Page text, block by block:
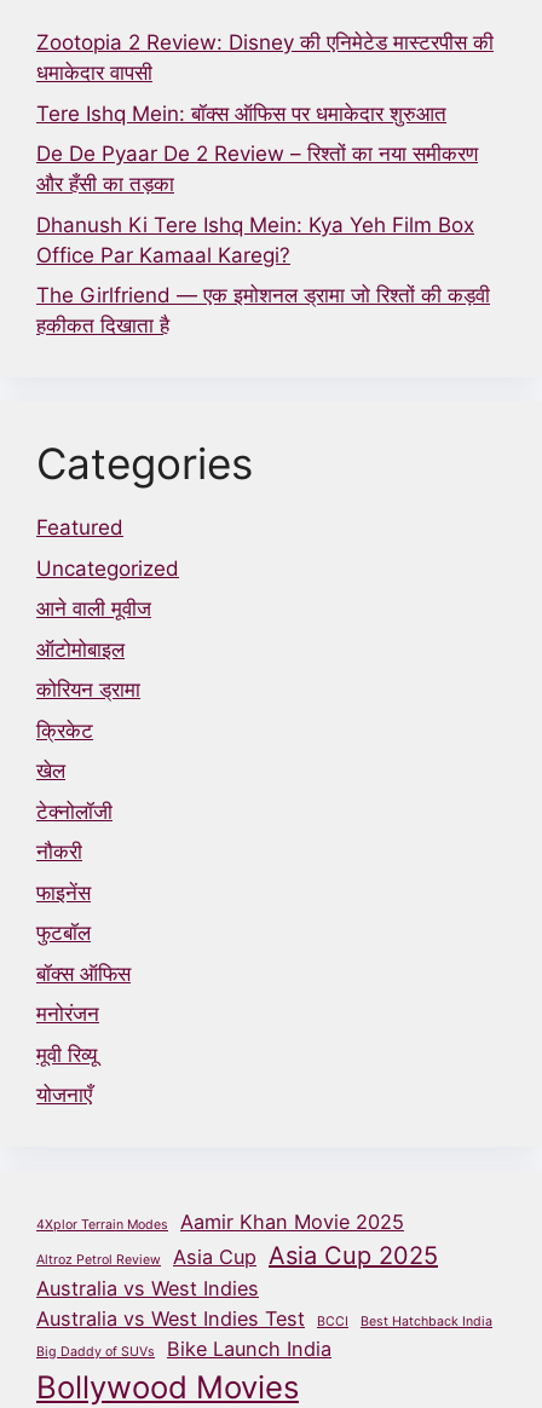
Zootopia 2 Review: Disney की एनिमेटेड मास्टरपीस की
धमाकेदार वापसी
Tere Ishq Mein: बॉक्स ऑफिस पर धमाकेदार शुरुआत
De De Pyaar De 2 Review – रिश्तों का नया समीकरण
और हँसी का तड़का
Dhanush Ki Tere Ishq Mein: Kya Yeh Film Box
Office Par Kamaal Karegi?
The Girlfriend — एक इमोशनल ड्रामा जो रिश्तों की कड़वी
हकीकत दिखाता है
Categories
Featured
Uncategorized
आने वाली मूवीज
ऑटोमोबाइल
कोरियन ड्रामा
क्रिकेट
खेल
टेक्नोलॉजी
नौकरी
फाइनेंस
फुटबॉल
बॉक्स ऑफिस
मनोरंजन
मूवी रिव्यू
योजनाएँ
4Xplor Terrain Modes Aamir Khan Movie 2025
Altroz Petrol Review Asia Cup Asia Cup 2025
Australia vs West Indies
Australia vs West Indies Test
BCCI
Best Hatchback India
Big Daddy of SUVs
Bike Launch India
Bollywood Movies